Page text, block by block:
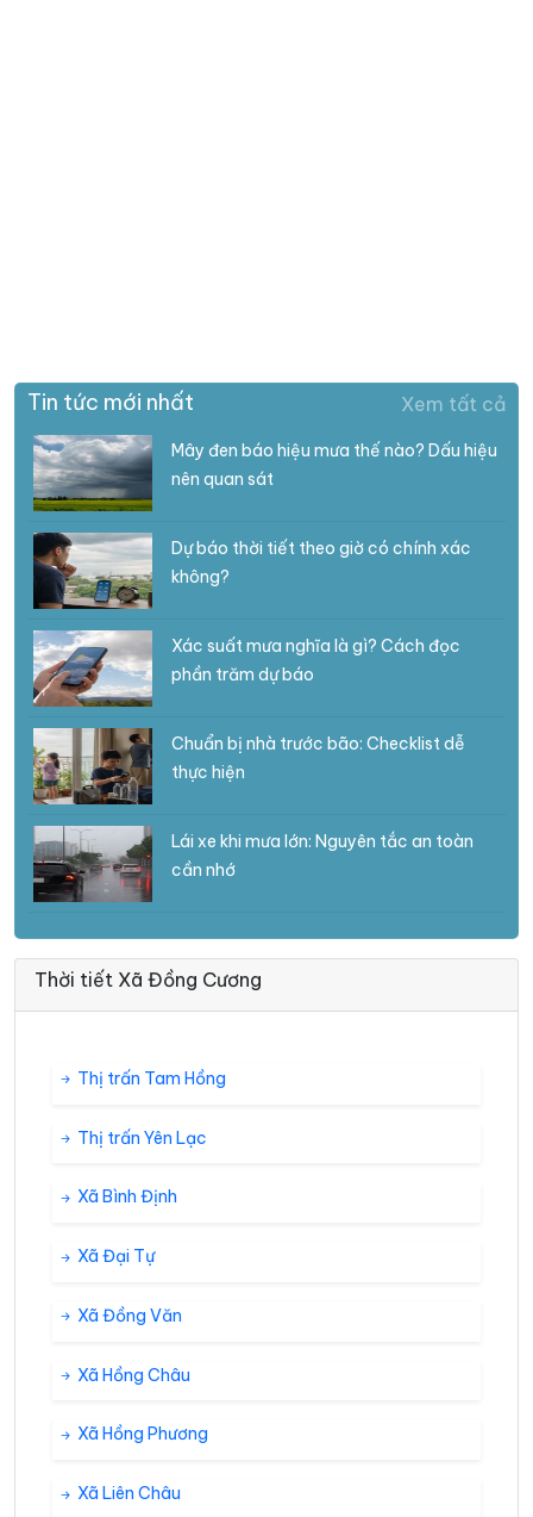
Tin tức mới nhất Xem tất cả
Mây đen báo hiệu mưa thế nào? Dấu hiệu
nên quan sát
Dự báo thời tiết theo giờ có chính xác
không?
Xác suất mưa nghĩa là gì? Cách đọc
phần trăm dự báo
Chuẩn bị nhà trước bão: Checklist dễ
thực hiện
Lái xe khi mưa lớn: Nguyên tắc an toàn
cần nhớ
Thời tiết Xã Đồng Cương
Thị trấn Tam Hồng
Thị trấn Yên Lạc
Xã Bình Định
Xã Đại Tự
Xã Đồng Văn
Xã Hồng Châu
Xã Hồng Phương
Xã Liên Châu